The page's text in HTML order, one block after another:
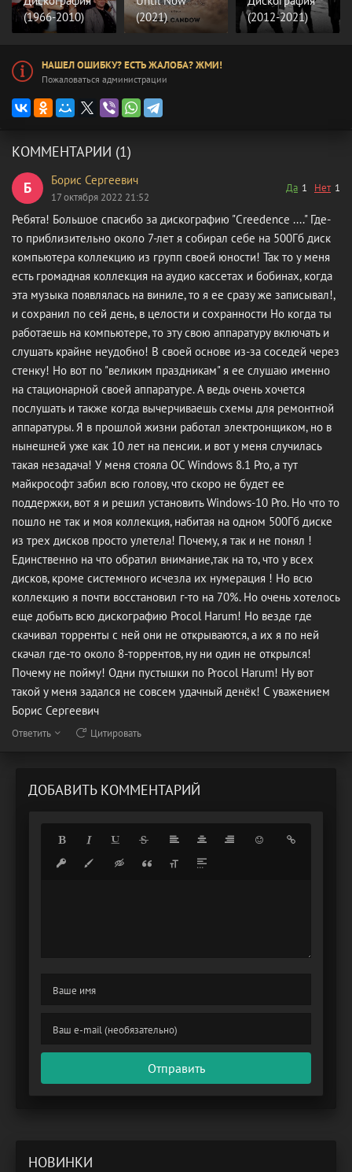
(1966-2010)
(2021)
(2012-2021)
НАШЕЛ ОШИБКУ? ЕСТЬ ЖАЛОБА? ЖМИ!
Пожаловаться администрации
КОММЕНТАРИИ (1)
Б Борис Сергеевич
17 октября 2022 21:52
Да 1 Нет 1
Ребята! Большое спасибо за дискографию "Creedence ...." Где-
то приблизительно около 7-лет я собирал себе на 500Гб диск
компьютера коллекцию из групп своей юности! Так то у меня
есть громадная коллекция на аудио кассетах и бобинах, когда
эта музыка появлялась на виниле, то я ее сразу же записывал!,
и сохранил по сей день, в целости и сохранности Но когда ты
работаешь на компьютере, то эту свою аппаратуру включать и
слушать крайне неудобно! В своей основе из-за соседей через
стенку! Но вот по "великим праздникам" я ее слушаю именно
на стационарной своей аппаратуре. А ведь очень хочется
послушать и также когда вычерчиваешь схемы для ремонтной
аппаратуры. Я в прошлой жизни работал электронщиком, но в
нынешней уже как 10 лет на пенсии. и вот у меня случилась
такая незадача! У меня стояла ОС Windows 8.1 Pro, а тут
майкрософт забил всю голову, что скоро не будет ее
поддержки, вот я и решил установить Windows-10 Pro. Но что то
пошло не так и моя коллекция, набитая на одном 500Гб диске
из трех дисков просто улетела! Почему, я так и не понял !
Единственно на что обратил внимание,так на то, что у всех
дисков, кроме системного исчезла их нумерация ! Но всю
коллекцию я почти восстановил г-то на 70%. Но очень хотелось
еще добыть всю дискографию Procol Harum! Но везде где
скачивал торренты с ней они не открываются, а их я по ней
скачал где-то около 8-торрентов, ну ни один не открылся!
Почему не пойму! Одни пустышки по Procol Harum! Ну вот
такой у меня задался не совсем удачный денёк! С уважением
Борис Сергеевич
Ответить Цитировать
ДОБАВИТЬ КОММЕНТАРИЙ
Отправить
НОВИНКИ